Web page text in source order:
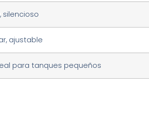
silencioso
ajustable
para tanques pequeños